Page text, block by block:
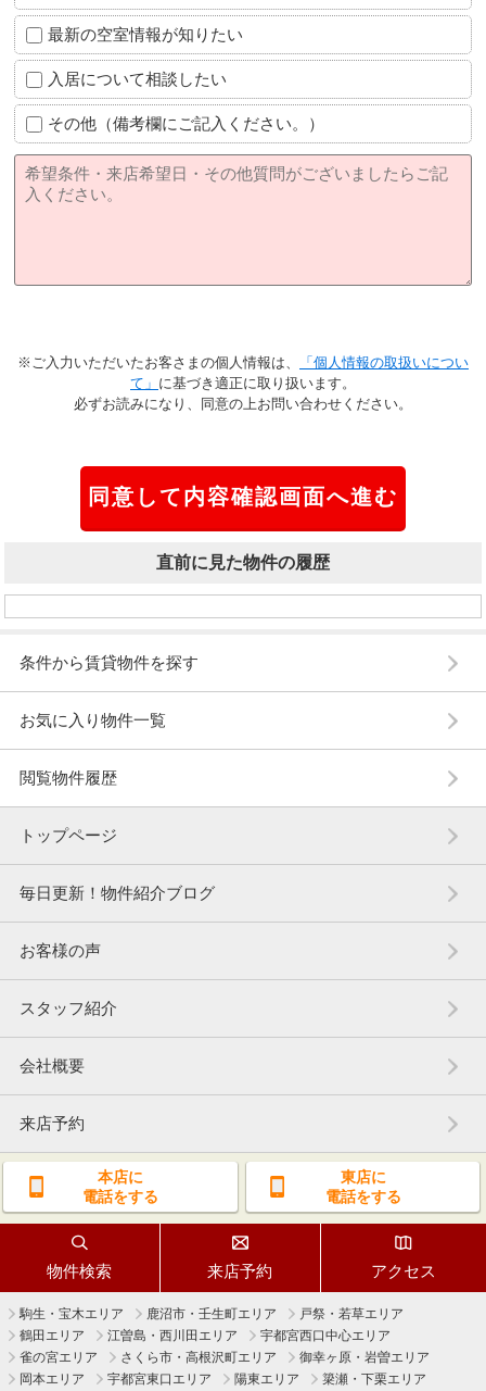
最新の空室情報が知りたい
入居について相談したい
その他（備考欄にご記入ください。）
※ご入力いただいたお客さまの個人情報は、
「個人情報の取扱いについ
て」 に基づき適正に取り扱います。
必ずお読みになり、同意の上お問い合わせください。
直前に見た物件の履歴
条件から賃貸物件を探す
お気に入り物件一覧
閲覧物件履歴
トップページ
毎日更新！物件紹介ブログ
お客様の声
スタッフ紹介
会社概要
来店予約
本店に
電話をする
東店に
電話をする
物件検索 来店予約 アクセス
駒生・宝木エリア 鹿沼市・壬生町エリア
戸祭・若草エリア
鶴田エリア
江曽島・西川田エリア
宇都宮西口中心エリア
雀の宮エリア
さくら市・高根沢町エリア
御幸ヶ原・岩曽エリア
岡本エリア
宇都宮東口エリア 陽東エリア 簗瀬・下栗エリア